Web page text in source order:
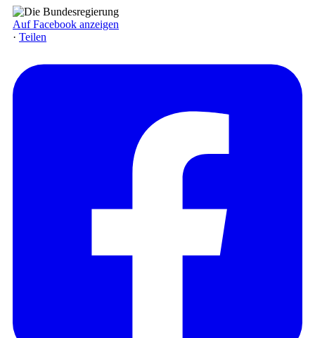
Auf Facebook anzeigen
· Teilen